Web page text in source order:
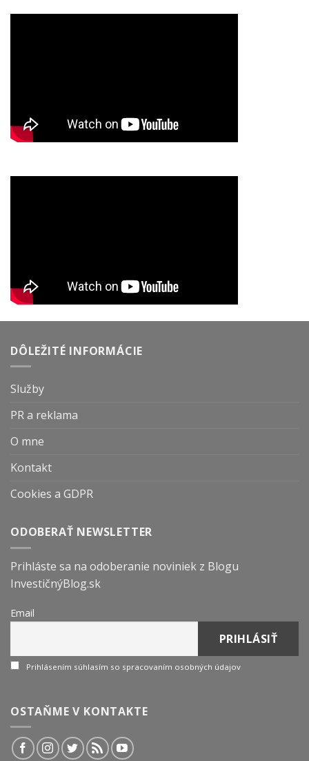
DÔLEŽITÉ INFORMÁCIE
Služby
PR a reklama
O mne
Kontakt
Cookies a GDPR
ODOBERAŤ NEWSLETTER
Prihláste sa na odoberanie noviniek z Blogu
InvestičnýBlog.sk
Email
Prihlásením súhlasím so spracovaním osobných údajov
OSTAŇME V KONTAKTE